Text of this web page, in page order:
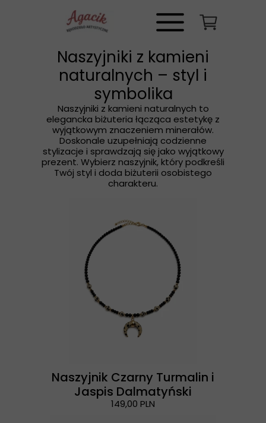
Naszyjnik Czarny Turmalin i
Jaspis Dalmatyński
149,00 PLN
Naszyjniki z kamieni
naturalnych – styl i
symbolika
Naszyjniki z kamieni naturalnych to
elegancka biżuteria łącząca estetykę z
wyjątkowym znaczeniem minerałów.
Doskonale uzupełniają codzienne
stylizacje i sprawdzają się jako wyjątkowy
prezent. Wybierz naszyjnik, który podkreśli
Twój styl i doda biżuterii osobistego
charakteru.